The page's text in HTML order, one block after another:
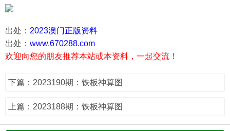
出处： 2023澳门正版资料
出处： www.670288.com
欢迎向您的朋友推荐本站或本资料，一起交流！
下篇：2023190期：铁板神算图
上篇：2023188期：铁板神算图